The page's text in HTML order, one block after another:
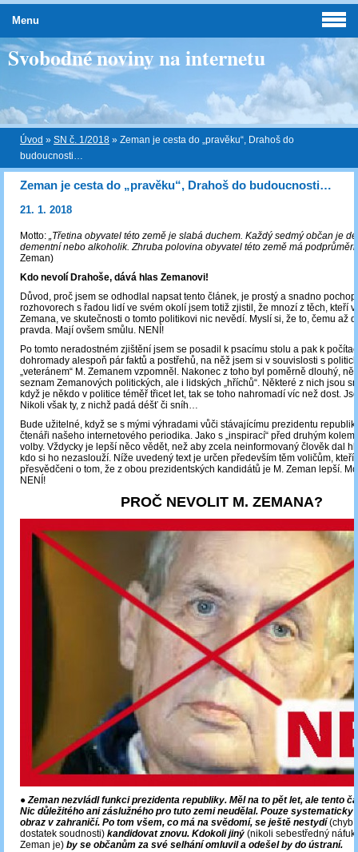
Svobodné noviny na internetu
Úvod » SN č. 1/2018 » Zeman je cesta do „pravěku“, Drahoš do
budoucnosti…
Zeman je cesta do „pravěku“, Drahoš do budoucnosti…
21. 1. 2018
Motto: „Třetina obyvatel této země je slabá duchem. Každý sedmý občan je
dementní nebo alkoholik. Zhruba polovina obyvatel této země má
Zeman)
Kdo nevolí Drahoše, dává hlas Zemanovi!
Důvod, proč jsem se odhodlal napsat tento článek, je prostý a snadno
rozhovorech s řadou lidí ve svém okolí jsem totiž zjistil, že mnozí z těch, kteří
Zemana, ve skutečnosti o tomto politikovi nic nevědí. Myslí si, že to, čemu až
pravda. Mají ovšem smůlu. NENÍ!
Po tomto neradostném zjištění jsem se posadil k psacímu stolu a pak k
dohromady alespoň pár faktů a postřehů, na něž jsem si v souvislosti s
„veteránem“ M. Zemanem vzpomněl. Nakonec z toho byl poměrně dlouhý,
seznam Zemanových politických, ale i lidských „hříchů“. Některé z nich jsou
když je někdo v politice téměř třicet let, tak se toho nahromadí víc než dost.
Nikoli však ty, z nichž padá déšť či sníh…
Bude užitelné, když se s mými výhradami vůči stávajícímu prezidentu
čtenáři našeho internetového periodika. Jako s „inspirací“ před druhým
volby. Vždycky je lepší něco vědět, než aby zcela neinformovaný člověk dal
kdo si ho nezaslouží. Níže uvedený text je určen především těm voličům, kteří
přesvědčeni o tom, že z obou prezidentských kandidátů je M. Zeman lepší.
NENÍ!
PROČ NEVOLIT M. ZEMANA?
●Zeman nezvládl funkci prezidenta republiky. Měl na to pět let, ale tento
Nic důležitého ani záslužného pro tuto zemi neudělal. Pouze systematicky
obraz v zahraničí. Po tom všem, co má na svědomí, se ještě nestydí(chybí
dostatek soudnosti) kandidovat znovu. Kdokoli jiný (nikoli sebestředný
Zeman je) by se občanům za své selhání omluvil a odešel by do ústraní.
Menu